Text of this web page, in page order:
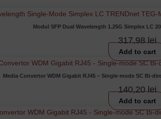
Modul SFP Dual Wavelength 1.25G Simplex LC
317,98lei
Add to cart
Media Convertor WDM Gigabit RJ45 – Single-mode SC Bi-
140,20lei
Add to cart